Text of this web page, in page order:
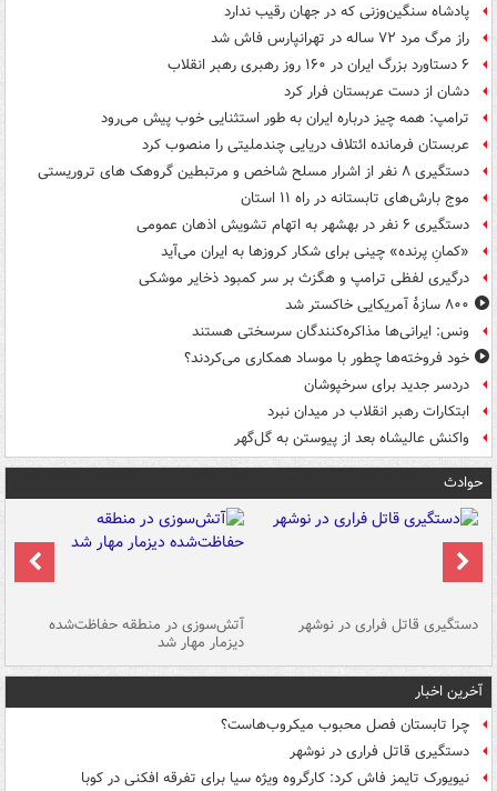
پادشاه سنگین‌وزنی که در جهان رقیب ندارد
راز مرگ مرد ۷۲ ساله در تهرانپارس فاش شد
۶ دستاورد بزرگ ایران در ۱۶۰ روز رهبری رهبر انقلاب
دشان از دست عربستان فرار کرد
ترامپ: همه چیز درباره ایران به طور استثنایی خوب پیش می‌رود
عربستان فرمانده ائتلاف دریایی چندملیتی را منصوب کرد
دستگیری ۸ نفر از اشرار مسلح شاخص و مرتبطین گروهک های تروریستی
موج بارش‌های تابستانه در راه ۱۱ استان
دستگیری ۶ نفر در بهشهر به اتهام تشویش اذهان عمومی
«کمانِ پرنده» چینی برای شکار کروزها به ایران می‌آید
درگیری لفظی ترامپ و هگزث بر سر کمبود ذخایر موشکی
۸۰۰ سازۀ آمریکایی خاکستر شد
ونس: ایرانی‌ها مذاکره‌کنندگان سرسختی هستند
خود فروخته‌ها چطور با موساد همکاری می‌کردند؟
دردسر جدید برای سرخپوشان
ابتکارات رهبر انقلاب در میدان نبرد
واکنش عالیشاه بعد از پیوستن به گل‌گهر
حوادث
دستگیری قاتل فراری در نوشهر آتش‌سوزی در منطقه حفاظت‌شده
دیزمار مهار شد
آخرین اخبار
چرا تابستان فصل محبوب میکروب‌هاست؟
دستگیری قاتل فراری در نوشهر
نیویورک تایمز فاش کرد: کارگروه ویژه سیا برای تفرقه افکنی در کوبا